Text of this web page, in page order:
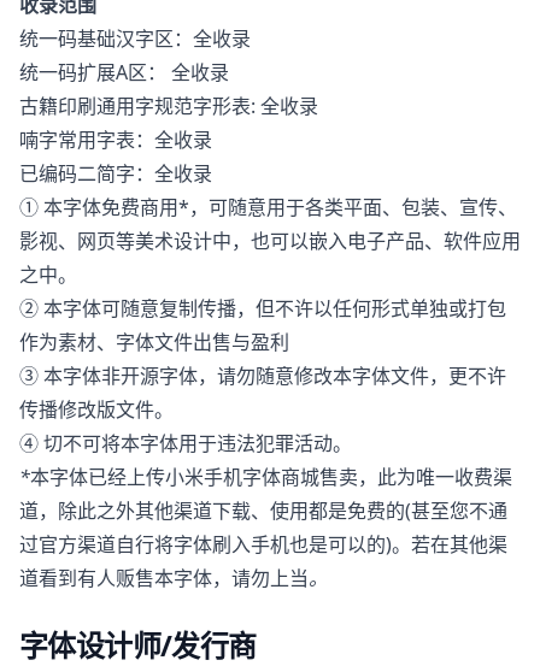
统一码基础汉字区：全收录
统一码扩展A区： 全收录
古籍印刷通用字规范字形表: 全收录
喃字常用字表：全收录
已编码二简字：全收录
① 本字体免费商用*，可随意用于各类平面、包装、宣传、
影视、网页等美术设计中，也可以嵌入电子产品、软件应用
之中。
② 本字体可随意复制传播，但不许以任何形式单独或打包
作为素材、字体文件出售与盈利
③ 本字体非开源字体，请勿随意修改本字体文件，更不许
传播修改版文件。
④ 切不可将本字体用于违法犯罪活动。
*本字体已经上传小米手机字体商城售卖，此为唯一收费渠
道，除此之外其他渠道下载、使用都是免费的(甚至您不通
过官方渠道自行将字体刷入手机也是可以的)。若在其他渠
道看到有人贩售本字体，请勿上当。
字体设计师/发行商